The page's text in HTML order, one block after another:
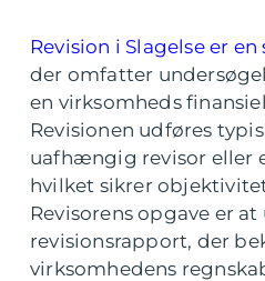
Revision i Slagelse er
der omfatter
en virksomheds
Revisionen udføres
uafhængig revisor eller
hvilket sikrer
Revisorens opgave er
revisionsrapport, der
virksomhedens